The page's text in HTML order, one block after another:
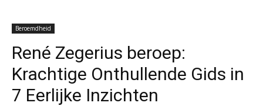
Beroemdheid
René Zegerius beroep:
Krachtige Onthullende Gids in
7 Eerlijke Inzichten